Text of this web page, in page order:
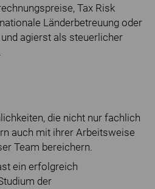
Tax Risk
Länderbetreuung oder
agierst als steuerlicher
die nicht nur fachlich
auch mit ihrer Arbeitsweise
Team bereichern.
ein erfolgreich
der